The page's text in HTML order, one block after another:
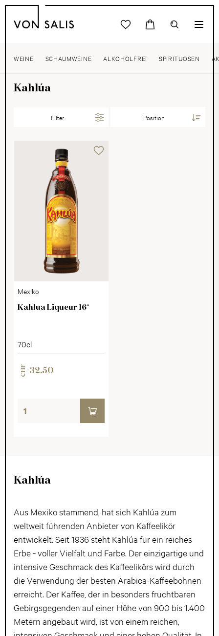
WEINE SCHAUMWEINE ALKOHOLFREI SPIRITUOSEN
Kahlúa
Filter
Mexiko
Kahlua Liqueur 16°
70cl
CHF 32.50
Kahlúa
Aus Mexiko stammend, hat sich Kahlúa zum
weltweit führenden Anbieter von Kaffeelikör
entwickelt. Seit 1936 steht Kahlúa für ein reiches
Erbe - voller Vielfalt und Farbe. Der einzigartige und
intensive Geschmack des Kaffeelikörs wird durch
die Verwendung der besten Arabica-Kaffeebohnen
erreicht. Der Kaffee, der in besonders fruchtbaren
Gebirgsgegenden auf einer Höhe von 900 bis 1.400
Metern angebaut wird, ist von einem reichen,